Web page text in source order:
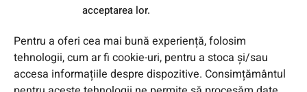
acceptarea lor.
Pentru a oferi cea mai bună experiență, folosim
tehnologii, cum ar fi cookie-uri, pentru a stoca și/sau
accesa informațiile despre dispozitive. Consimțământul